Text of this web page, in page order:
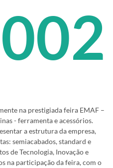
na prestigiada feira EMAF –
- ferramenta e acessórios.
a estrutura da empresa,
semiacabados, standard e
de Tecnologia, Inovação e
na participação da feira, com o